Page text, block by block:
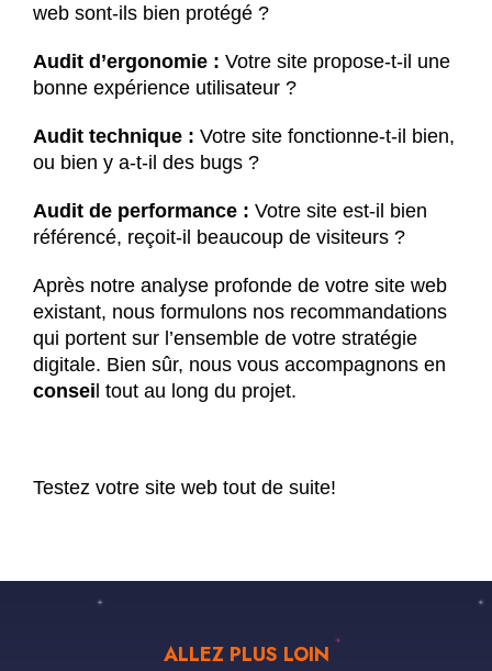
web sont-ils bien protégé ?
Audit d’ergonomie : Votre site propose-t-il une
bonne expérience utilisateur ?
Audit technique : Votre site fonctionne-t-il bien,
ou bien y a-t-il des bugs ?
Audit de performance : Votre site est-il bien
référencé, reçoit-il beaucoup de visiteurs ?
Après notre analyse profonde de votre site web
existant, nous formulons nos recommandations
qui portent sur l’ensemble de votre stratégie
digitale. Bien sûr, nous vous accompagnons en
consei l tout au long du projet.
Testez votre site web tout de suite!
ALLEZ PLUS LOIN